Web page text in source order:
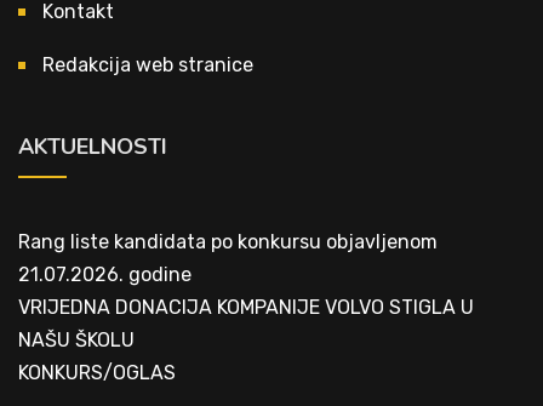
Kontakt
Redakcija web stranice
AKTUELNOSTI
Rang liste kandidata po konkursu objavljenom
21.07.2026. godine
VRIJEDNA DONACIJA KOMPANIJE VOLVO STIGLA U
NAŠU ŠKOLU
KONKURS/OGLAS